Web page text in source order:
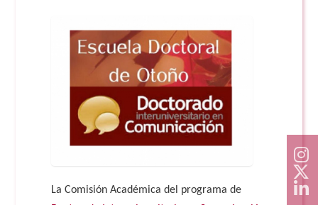
Comunicación Audiovisual
Doble Grado PER/CAV
Publicidad y RR.PP
Comunicación Audiovisual
Doble Grado PER/CAV
#miTFG
#YoPractico
Boletines
La Comisión Académica del programa de